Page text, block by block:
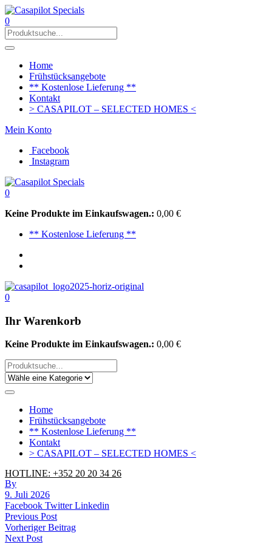
0
Home
Frühstücksangebote
** Kostenlose Lieferung **
Kontakt
> CASAPILOT – SELECTED HOMES <
Mein Konto
Facebook
Instagram
0
Keine Produkte im Einkaufswagen.: 0,00 €
** Kostenlose Lieferung **
0
Ihr Warenkorb
Keine Produkte im Einkaufswagen.: 0,00 €
Home
Frühstücksangebote
** Kostenlose Lieferung **
Kontakt
> CASAPILOT – SELECTED HOMES <
HOTLINE: +352 20 20 34 26
By
9. Juli 2026
Facebook TwitterLinkedin
Beitrags-
Navigation
Previous Post
Vorheriger Beitrag
Next Post